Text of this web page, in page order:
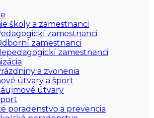
školy a zamestnanci
zamestnanci
zamestnanci
zamestnanci
a zvonenia
útvary a šport
útvary
poradenstvo a prevencia